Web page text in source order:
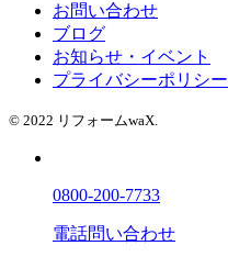
お問い合わせ
ブログ
お知らせ・イベント
プライバシーポリシー
© 2022 リフォームwaX.
0800-200-7733
電話問い合わせ